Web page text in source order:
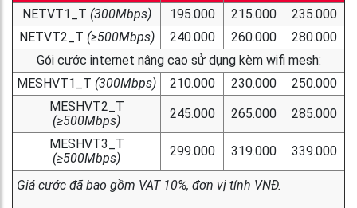
NETVT1_T (300Mbps) 195.000 215.000
235.000
NETVT2_T (≥500Mbps) 240.000 260.000
280.000
Gói cước internet nâng cao sử dụng kèm wifi mesh:
MESHVT1_T (300Mbps) 210.000 230.000
250.000
MESHVT2_T
(≥500Mbps)
245.000 265.000
285.000
MESHVT3_T
(≥500Mbps)
299.000 319.000 339.000
Giá cước đã bao gồm VAT 10%, đơn vị tính VNĐ.